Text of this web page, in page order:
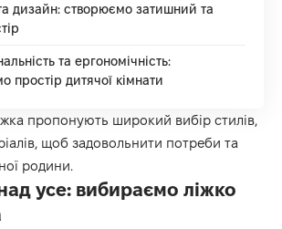
дизайн: створюємо затишний та
та ергономічність:
простір дитячої кімнати
пропонують широкий вибір стилів,
щоб задовольнити потреби та
родини.
усе: вибираємо ліжко